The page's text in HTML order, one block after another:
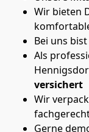
Wir bieten
Bei uns
Als
versichert
Wir
Gerne